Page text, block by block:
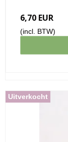
6,70 EUR
(incl. BTW)
Uitverkocht